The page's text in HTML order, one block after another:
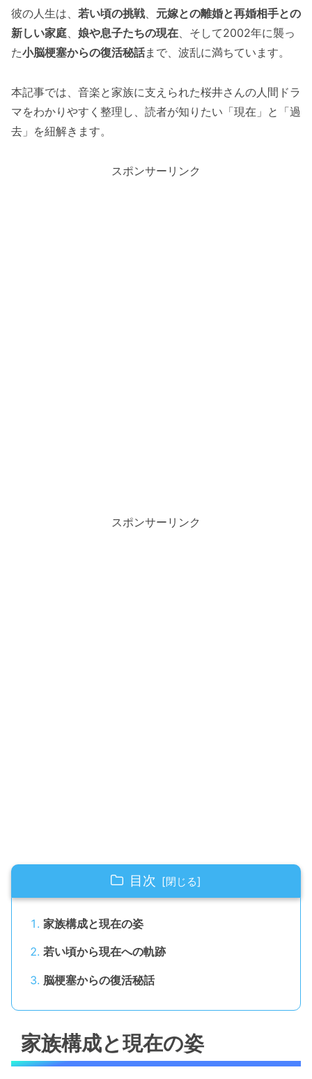
彼の人生は、 若い頃の挑戦、 元嫁との離婚と再婚相手との
新しい家庭、 娘や息子たちの現在、そして2002年に襲っ
た小脳梗塞からの復活秘話まで、波乱に満ちています。
本記事では、音楽と家族に支えられた桜井さんの人間ドラ
マをわかりやすく整理し、読者が知りたい「現在」と「過
去」を紐解きます。
スポンサーリンク
スポンサーリンク
目次
家族構成と現在の姿
若い頃から現在への軌跡
脳梗塞からの復活秘話
家族構成と現在の姿